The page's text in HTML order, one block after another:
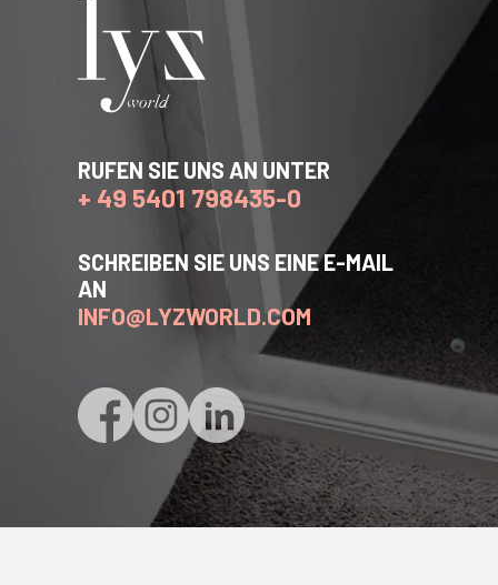
RUFEN SIE UNS AN UNTER
+ 49 5401 798435-0
SCHREIBEN SIE UNS EINE E-MAIL
AN
INFO@LYZWORLD.COM